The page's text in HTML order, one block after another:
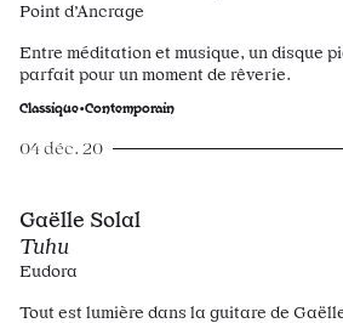
Point d’Ancrage
Entre méditation et musique, un disque
parfait pour un moment de rêverie.
Classique•Contemporain
04 déc. 20
Gaëlle Solal
Tuhu
Eudora
Tout est lumière dans la guitare de